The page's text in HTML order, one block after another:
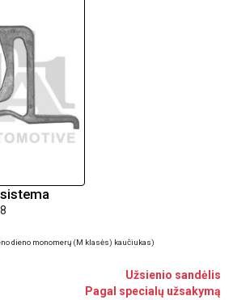
dieno monomerų (M klasės) kaučiukas)
Užsienio sandėlis
Pagal specialų užsakymą